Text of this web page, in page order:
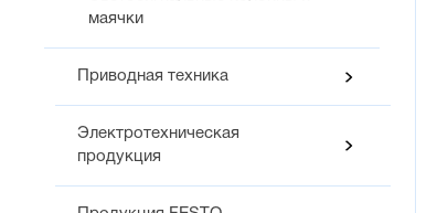
маячки
Приводная техника
Электротехническая
продукция